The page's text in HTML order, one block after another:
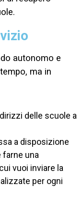
autonomo e
ma in
delle scuole a
a disposizione
una
vuoi inviare la
per ogni